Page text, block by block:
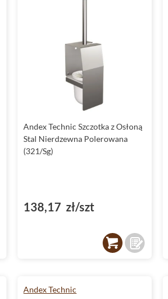
Andex Technic Szczotka z Osłoną
Stal Nierdzewna Polerowana
(321/Sg)
138,17 zł/szt
Andex Technic